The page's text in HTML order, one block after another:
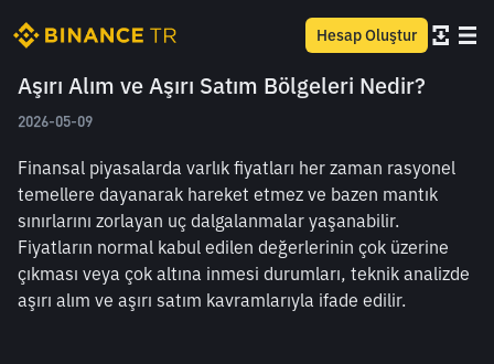
Hesap Oluştur
Aşırı Alım ve Aşırı Satım Bölgeleri Nedir?
2026-05-09
Finansal piyasalarda varlık fiyatları her zaman rasyonel
temellere dayanarak hareket etmez ve bazen mantık
sınırlarını zorlayan uç dalgalanmalar yaşanabilir.
Fiyatların normal kabul edilen değerlerinin çok üzerine
çıkması veya çok altına inmesi durumları, teknik analizde
aşırı alım ve aşırı satım kavramlarıyla ifade edilir.